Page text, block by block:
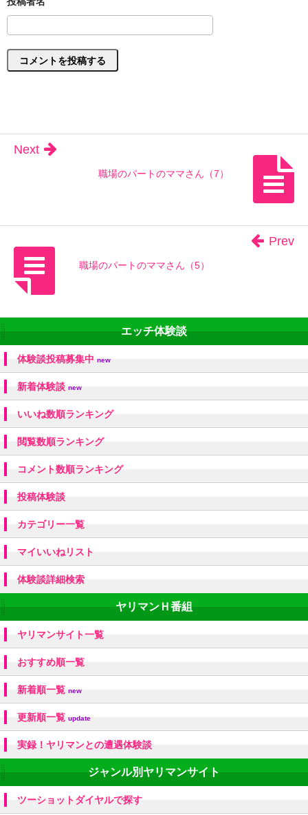
職場のパートのママさん（7）
Next
職場のパートのママさん（5）
Prev
エッチ体験談
体験談投稿募集中 new
新着体験談 new
いいね数順ランキング
閲覧数順ランキング
コメント数順ランキング
投稿体験談
カテゴリー一覧
マイいいねリスト
体験談詳細検索
ヤリマンＨ番組
ヤリマンサイト一覧
おすすめ順一覧
新着順一覧 new
更新順一覧 update
実録！ヤリマンとの遭遇体験談
ジャンル別ヤリマンサイト
ツーショットダイヤルで探す